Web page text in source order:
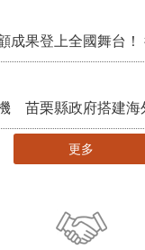
更多